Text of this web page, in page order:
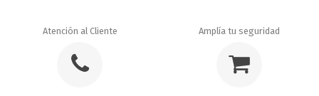
Atención al Cliente Amplía tu seguridad